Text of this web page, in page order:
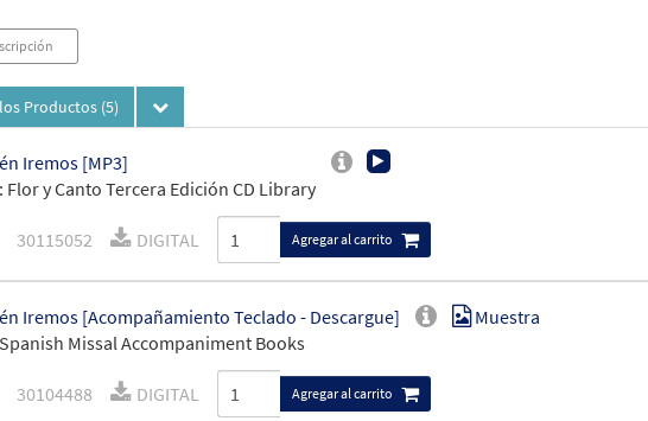
Productos (5)
Iremos [MP3]
Flor y Canto Tercera Edición CD Library
30115052 DIGITAL Agregar al carrito
Iremos [Acompañamiento Teclado - Descargue]
Missal Accompaniment Books
Muestra
30104488 DIGITAL Agregar al carrito